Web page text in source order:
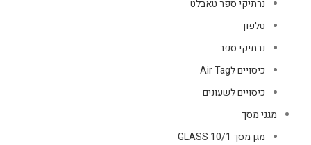
נרתיקי ספר טאבלט
טלפון
נרתיקי ספר
כיסויים לAir Tag
כיסויים לשעונים
מגני מסך
מגן מסך GLASS 10/1